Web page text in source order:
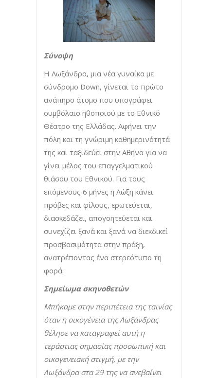
Σύνοψη
Η Λωξάνδρα, μια νέα γυναίκα με
σύνδρομο Down, γίνεται το πρώτο
ανάπηρο άτομο που υπογράφει
συμβόλαιο ηθοποιού με το Εθνικό
Θέατρο της Ελλάδας. Αφήνει την
πόλη και τη γνώριμη καθημερινότητά
της και ταξιδεύει στην Αθήνα για να
γίνει μέλος του επαγγελματικού
θιάσου του Εθνικού. Για τους
επόμενους 6 μήνες η Λώξη κάνει
πρόβες και φίλους, ερωτεύεται,
διασκεδάζει, απογοητεύεται και
συνεχίζει ξανά και ξανά να διεκδικεί
προσβασιμότητα στην πράξη,
ανατρέποντας ένα στερεότυπο τη
φορά.
Σημείωμα σκηνοθετών
Μπήκαμε στην περιπέτεια της ταινίας
όταν η οικογένεια της Λωξάνδρας
θέλησε να καταγραφεί αυτή η
τεράστιας σημασίας προσωπική και
οικογενειακή στιγμή, με την
Λωξάνδρα στα 29 της να ανεβαίνει